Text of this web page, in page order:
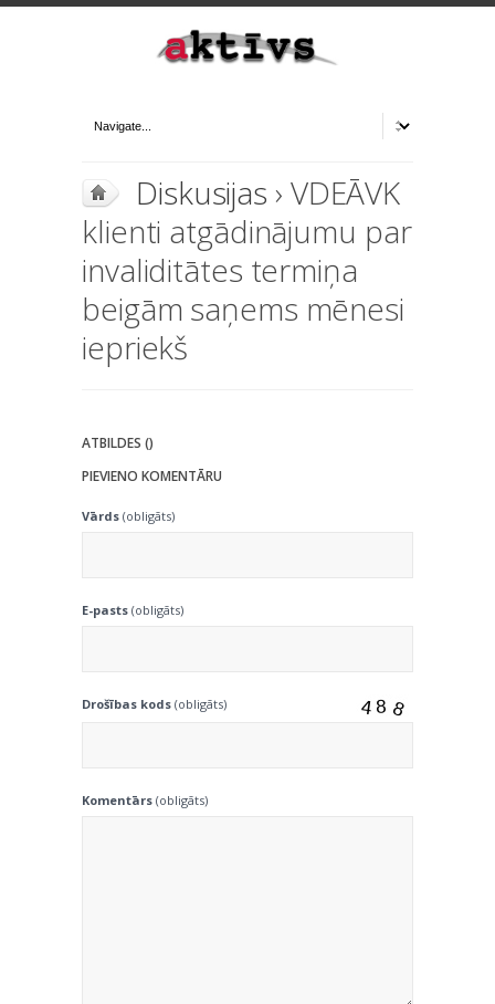
Diskusijas › VDEĀVK
klienti atgādinājumu par
invaliditātes termiņa
beigām saņems mēnesi
iepriekš
ATBILDES ()
PIEVIENO KOMENTĀRU
Vārds (obligāts)
E-pasts (obligāts)
Drošības kods (obligāts)
Komentārs (obligāts)